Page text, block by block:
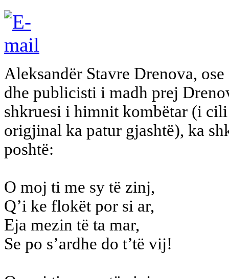
Aleksandër Stavre Drenova,
dhe publicisti i madh prej
shkruesi i himnit kombëtar (i
origjinal ka patur gjashtë), ka
poshtë:
O moj ti me sy të zinj,
Q’i ke flokët por si ar,
Eja mezin të ta mar,
Se po s’ardhe do t’të vij!